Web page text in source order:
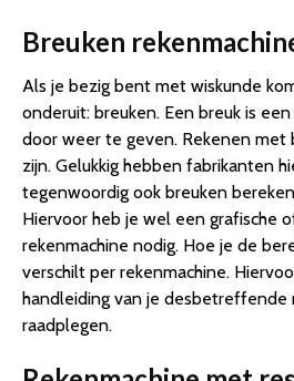
Breuken
Als je bezig bent met wiskunde
onderuit: breuken. Een breuk is
door weer te geven. Rekenen met
zijn. Gelukkig hebben fabrikanten
tegenwoordig ook breuken
Hiervoor heb je wel een grafische
rekenmachine nodig. Hoe je de
verschilt per rekenmachine.
handleiding van je desbetreffende
raadplegen.